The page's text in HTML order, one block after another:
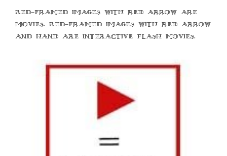
Red-framed images with red arrow are
movies. Red-framed images with red arrow
and hand are interactive flash movies.